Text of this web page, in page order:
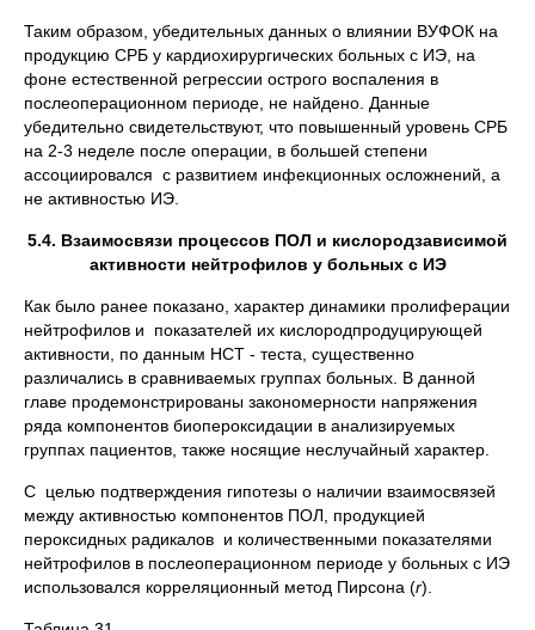
Таким образом, убедительных данных о влиянии ВУФОК на
продукцию СРБ у кардиохирургических больных с ИЭ, на
фоне естественной регрессии острого воспаления в
послеоперационном периоде, не найдено. Данные
убедительно свидетельствуют, что повышенный уровень СРБ
на 2-3 неделе после операции, в большей степени
ассоциировался с развитием инфекционных осложнений, а
не активностью ИЭ.
5.4. Взаимосвязи процессов ПОЛ и кислородзависимой
активности нейтрофилов у больных с ИЭ
Как было ранее показано, характер динамики пролиферации
нейтрофилов и показателей их кислородпродуцирующей
активности, по данным НСТ - теста, существенно
различались в сравниваемых группах больных. В данной
главе продемонстрированы закономерности напряжения
ряда компонентов биопероксидации в анализируемых
группах пациентов, также носящие неслучайный характер.
С целью подтверждения гипотезы о наличии взаимосвязей
между активностью компонентов ПОЛ, продукцией
пероксидных радикалов и количественными показателями
нейтрофилов в послеоперационном периоде у больных с ИЭ
использовался корреляционный метод Пирсона (r).